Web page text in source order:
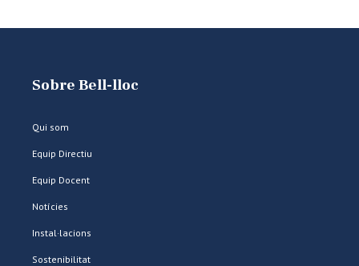
Sobre Bell-lloc
Qui som
Equip Directiu
Equip Docent
Notícies
Instal·lacions
Sostenibilitat